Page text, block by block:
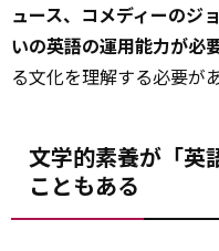
ュース、コメディーのジ
いの英語の運用能力が必
る文化を理解する必要が
文学的素養が「英
こともある